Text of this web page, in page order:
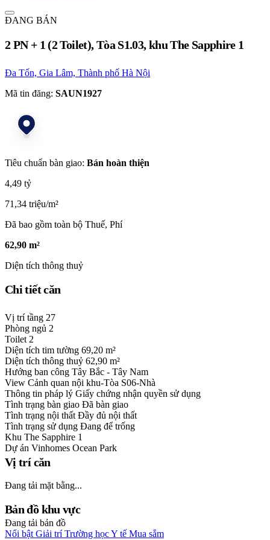
ĐANG BÁN
2 PN + 1 (2 Toilet), Tòa S1.03, khu The Sapphire 1
Đa Tốn, Gia Lâm, Thành phố Hà Nội
Mã tin đăng: SAUN1927
Tiêu chuẩn bàn giao: Bán hoàn thiện
4,49 tỷ
71,34 triệu/m²
Đã bao gồm toàn bộ Thuế, Phí
62,90 m²
Diện tích thông thuỷ
Chi tiết căn
Vị trí tầng 27
Phòng ngủ 2
Toilet 2
Diện tích tim tường 69,20 m²
Diện tích thông thuỷ 62,90 m²
Hướng ban công Tây Bắc - Tây Nam
View Cảnh quan nội khu-Tòa S06-Nhà
Thông tin pháp lý Giấy chứng nhận quyền sử dụng
Tình trạng bàn giao Đã bàn giao
Tình trạng nội thất Đầy đủ nội thất
Tình trạng sử dụng Đang để trống
Khu The Sapphire 1
Dự án Vinhomes Ocean Park
Vị trí căn
Đang tải mặt bằng...
Bản đồ khu vực
Đang tải bản đồ
Nổi bật Giải trí Trường họcY tế Mua sắm